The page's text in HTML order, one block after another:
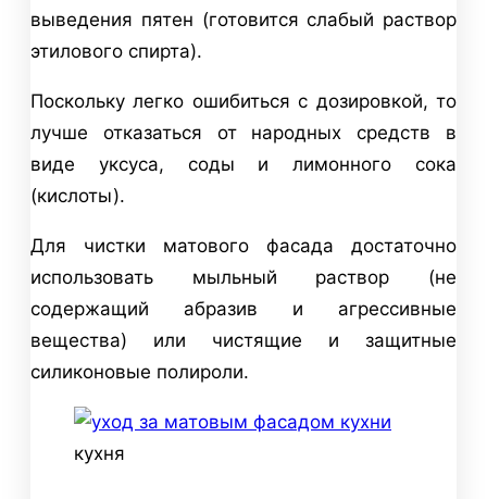
выведения пятен (готовится слабый раствор
этилового спирта).
Поскольку легко ошибиться с дозировкой, то
лучше отказаться от народных средств в
виде уксуса, соды и лимонного сока
(кислоты).
Для чистки матового фасада достаточно
использовать мыльный раствор (не
содержащий абразив и агрессивные
вещества) или чистящие и защитные
силиконовые полироли.
кухня